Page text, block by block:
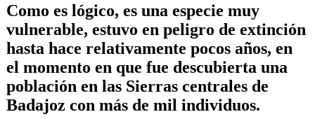
Como es lógico, es una especie muy
vulnerable, estuvo en peligro de extinción
hasta hace relativamente pocos años, en
el momento en que fue descubierta una
población en las Sierras centrales de
Badajoz con más de mil individuos.